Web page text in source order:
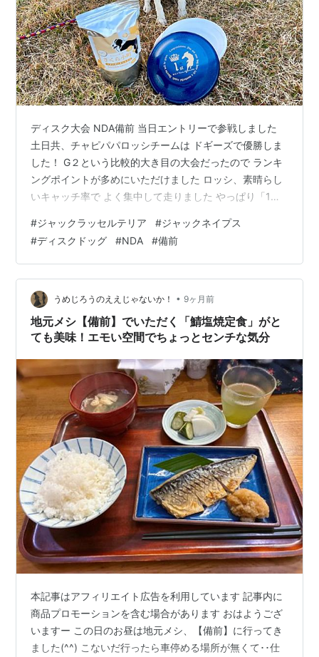
ディスク大会 NDA備前 当日エントリーで参戦しました
土日共、チャピパパロッシチームは ドギーズで優勝しま
した！ G２という比較的大き目の大会だったので ランキ
ングポイントが多めにいただけました ロッシ、素晴らし
いキャッチ率で よく集中して走りました やっぱり「1」
応していた キャッチが上手くなって来たロッシ 土曜日の
夕食はお風呂の後、豪華に……したかったが 前日は移動
で3時間半しか寝ていなかったので 関西限定のマルナカ
というスーパーで 夕食を調達 お刺身、お寿司、お惣菜も
美味しかったよ 土曜日は、早めに就寝 大会なのに、朝7
時近くまで寝て…
#ジャックラッセルテリア #ジャックネイプス
#ディスクドッグ #NDA #備前
うめじろうのええじゃないか！ • 9ヶ月前
地元メシ【備前】でいただく「鯖塩焼定食」がと
ても美味！エモい空間でちょっとセンチな気分
本記事はアフィリエイト広告を利用しています 記事内に
商品プロモーションを含む場合があります おはようござ
いますー この日のお昼は地元メシ、【備前】に行ってき
ました(^^) こないだ行ったら車停める場所が無くて･･仕